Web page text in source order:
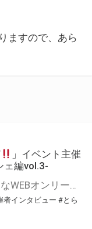
ますので、あら
」イベント主催
ェ編vol.3-
こんにちは、とらのあなWEBオンリー運営スタッフです。 新たにお届けする、イベント主催者インタビュー-マルシェ編-は、 とらのあなWEBオンリー「マルシェ」をご利用した主催様に 「マルシェ」を使って開催した感想や心がけをお聞きする企画です。 今回は、WEBオンリー初開催「つるみかるぱれーど
者インタビュー #とら